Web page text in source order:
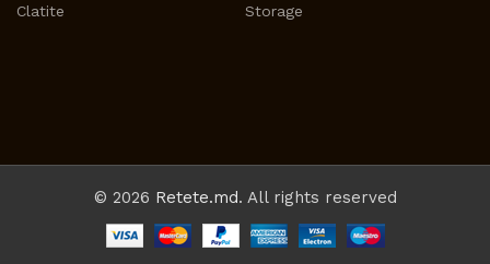
Clatite Storage
© 2026 Retete.md. All rights reserved